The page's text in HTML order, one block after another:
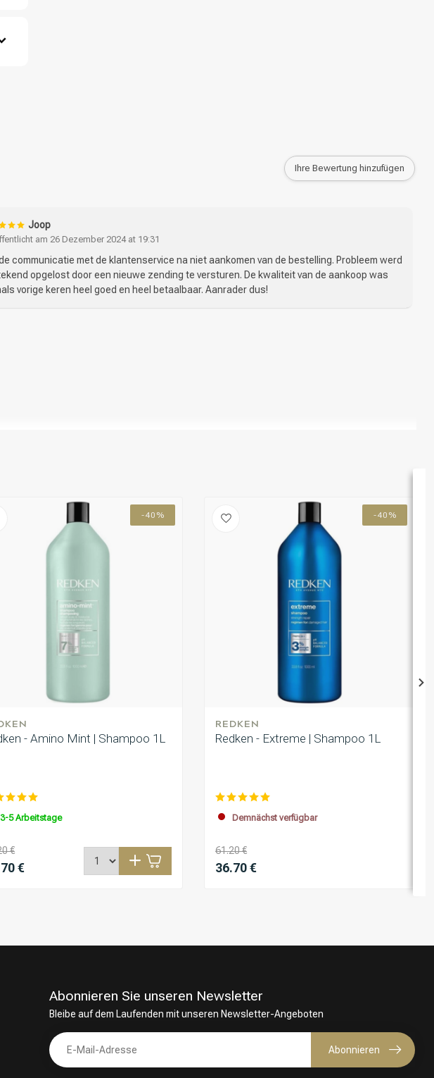
Ihre Bewertung hinzufügen
Joop
am 26 Dezember 2024 at 19:31
communicatie met de klantenservice na niet aankomen van de bestelling. Probleem werd
opgelost door een nieuwe zending te versturen. De kwaliteit van de aankoop was
vorige keren heel goed en heel betaalbaar. Aanrader dus!
-40%
- Amino Mint | Shampoo 1L
3-5 Arbeitstage
€
€
-40%
REDKEN
Redken - Extreme | Shampoo 1L
Demnächst verfügbar
61.20 €
36.70 €
Abonnieren Sie unseren Newsletter
Bleibe auf dem Laufenden mit unseren Newsletter-Angeboten
Abonnieren